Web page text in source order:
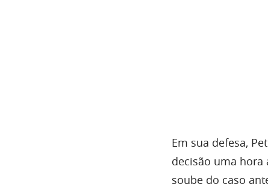
Em sua defesa,
decisão uma hora
soube do caso